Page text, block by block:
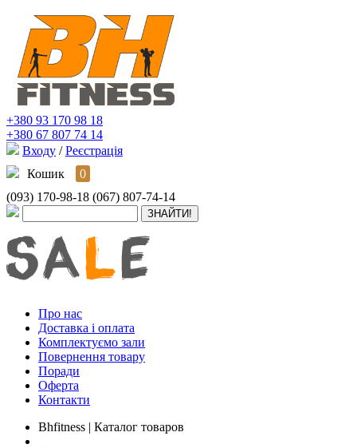
+380 93 170 98 18
+380 67 807 74 14
Входу / Реєстрація
Кошик
0
(093) 170-98-18 (067) 807-74-14
Про нас
Доставка і оплата
Комплектуємо зали
Повернення товару
Поради
Оферта
Контакти
Bhfitness | Каталог товаров